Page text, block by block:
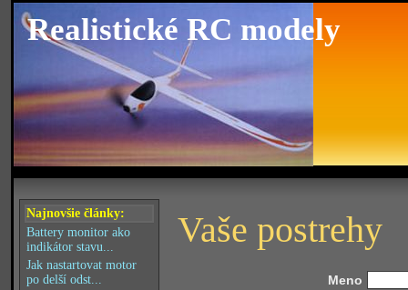
Realistické RC modely
Najnovšie články:
Battery monitor ako
indikátor stavu...
Jak nastartovat motor
po delší odst...
Vaše postrehy
Meno